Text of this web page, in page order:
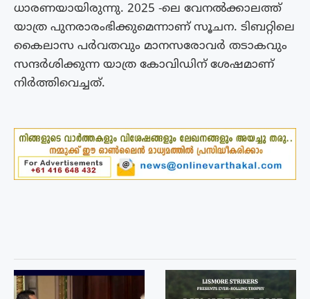
ധാരണയായിരുന്നു. 2025 -ലെ വേനൽക്കാലത്ത്
യാത്ര പുനരാരംഭിക്കുമെന്നാണ് സൂചന. ടിബറ്റിലെ
കൈലാസ പർവതവും മാനസരോവർ തടാകവും
സന്ദർശിക്കുന്ന യാത്ര കോവിഡിന് ശേഷമാണ്
നിർത്തിവെച്ചത്.